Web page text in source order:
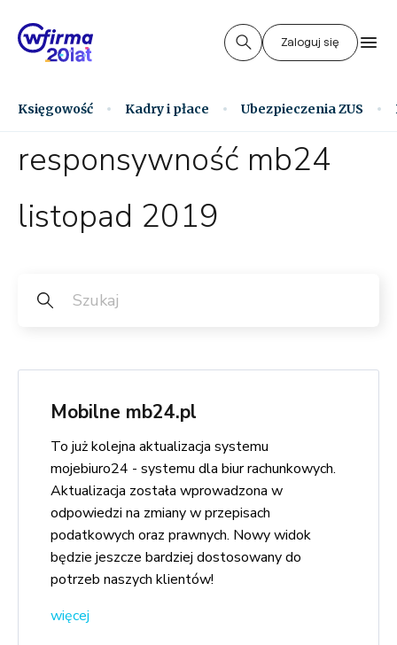
Zaloguj się
Księgowość Kadry i płace Ubezpieczenia ZUS
responsywność mb24
listopad 2019
Mobilne mb24.pl
To już kolejna aktualizacja systemu
mojebiuro24 - systemu dla biur rachunkowych.
Aktualizacja została wprowadzona w
odpowiedzi na zmiany w przepisach
podatkowych oraz prawnych. Nowy widok
będzie jeszcze bardziej dostosowany do
potrzeb naszych klientów!
więcej